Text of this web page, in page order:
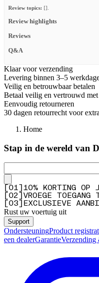
Review topics: [].
Review highlights
Reviews
Q&A
Klaar voor verzending
Levering binnen 3–5
Veilig en betrouwbaar betalen
Betaal veilig en vertrouwd
Eenvoudig retourneren
30 dagen retourrecht voor
Home
Stap in de wereld van
01
10% KORTING OP
02
VROEGE TOEGANG
03 EXCLUSIEVE
Rust uw voertuig uit
Support
OndersteuningProduct
een dealerGarantieVerzending